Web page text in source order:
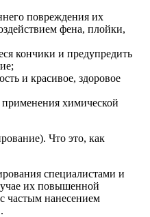
повреждения их
фена, плойки,
кончики и предупредить
и красивое, здоровое
применения химической
специалистами и
их повышенной
частым нанесением